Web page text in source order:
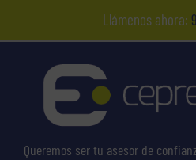
contenido
Llámenos ahora:
Queremos ser tu asesor de